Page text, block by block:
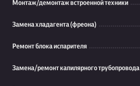
Монтаж/демонтаж встроенной техники
Замена хладагента (фреона)
Ремонт блока испарителя
Замена/ремонт капилярного трубопровода